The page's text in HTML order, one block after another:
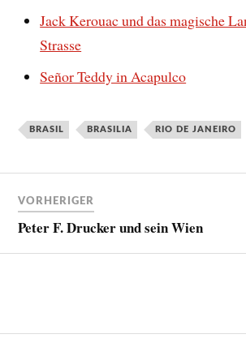
Jack Kerouac und das magische
Strasse
Señor Teddy in Acapulco
BRASIL BRASILIA RIO DE JANEIRO
VORHERIGER
Peter F. Drucker und sein Wien